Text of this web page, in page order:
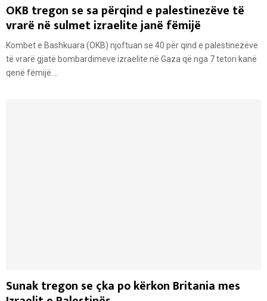
OKB tregon se sa përqind e palestinezëve të
vrarë në sulmet izraelite janë fëmijë
Kombet e Bashkuara (OKB) njoftuan se 40 për qind e palestinezëve
të vrarë gjatë bombardimeve izraelite në Gaza që nga 7 tetori kanë
qenë fëmijë....
Sunak tregon se çka po kërkon Britania mes